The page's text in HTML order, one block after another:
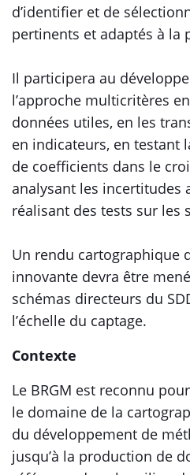
d’identifier et de
pertinents et adaptés à la
Il participera au
l’approche multicritères
données utiles, en les
en indicateurs, en testant
de coefficients dans le
analysant les incertitudes
réalisant des tests sur les
Un rendu cartographique
innovante devra être
schémas directeurs du
l’échelle du captage.
Contexte
Le BRGM est reconnu
le domaine de la
du développement de
jusqu’à la production de